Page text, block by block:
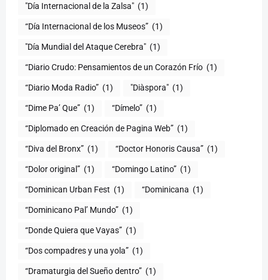
"Día Internacional de la Zalsa" (1)
“Día Internacional de los Museos” (1)
"Día Mundial del Ataque Cerebra" (1)
“Diario Crudo: Pensamientos de un Corazón Frío (1)
“Diario Moda Radio” (1) (1)
“Dime Pa’ Que” (1) “Dímelo” (1)
“Diplomado en Creación de Pagina Web” (1)
“Diva del Bronx” (1) “Doctor Honoris Causa” (1)
“Dolor original” (1) “Domingo Latino” (1)
“Dominican Urban Fest (1) “Dominicana (1)
“Dominicano Pal’ Mundo” (1)
“Donde Quiera que Vayas” (1)
“Dos compadres y una yola” (1)
“Dramaturgia del Sueño dentro” (1)